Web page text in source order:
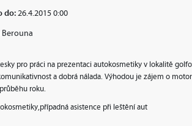
do:26.4.2015 0:00
pro práci na prezentaci autokosmetiky v lokalitě
a dobrá nálada. Výhodou je zájem o
roku.
asistence při leštění aut